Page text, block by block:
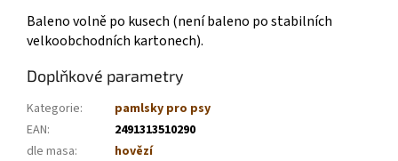
Baleno volně po kusech (není baleno po stabilních
velkoobchodních kartonech).
Doplňkové parametry
Kategorie:
pamlsky pro psy
EAN:
2491313510290
dle masa:
hovězí